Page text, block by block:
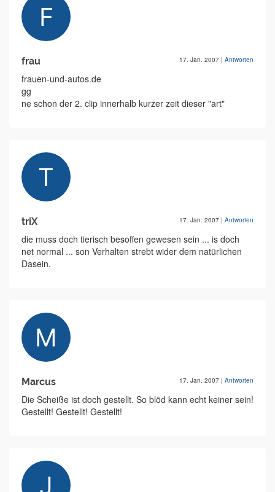
frau 17. Jan. 2007 | Antworten
frauen-und-autos.de
gg
ne schon der 2. clip innerhalb kurzer zeit dieser "art"
triX 17. Jan. 2007 | Antworten
die muss doch tierisch besoffen gewesen sein ... is doch
net normal ... son Verhalten strebt wider dem natürlichen
Dasein.
Marcus 17. Jan. 2007 | Antworten
Die Scheiße ist doch gestellt. So blöd kann echt keiner sein!
Gestellt! Gestellt! Gestellt!